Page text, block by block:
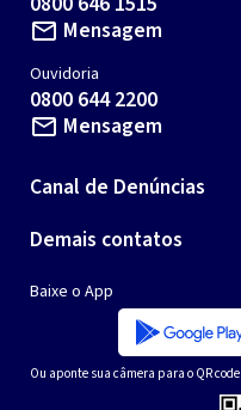
mail_outline Mensagem
Ouvidoria
0800 644 2200
mail_outline Mensagem
Canal de Denúncias
Demais contatos
Baixe o App
Ou aponte sua câmera para o QR code